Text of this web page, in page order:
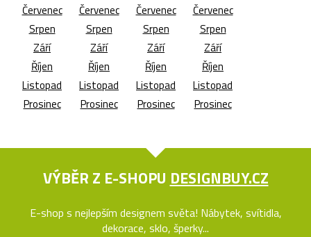
Červenec
Srpen
Září
Říjen
Listopad
Prosinec
Červenec
Srpen
Září
Říjen
Listopad
Prosinec
Červenec
Srpen
Září
Říjen
Listopad
Prosinec
Červenec
Srpen
Září
Říjen
Listopad
Prosinec
VÝBĚR Z E-SHOPU DESIGNBUY.CZ
E-shop s nejlepším designem světa! Nábytek, svítidla,
dekorace, sklo, šperky...